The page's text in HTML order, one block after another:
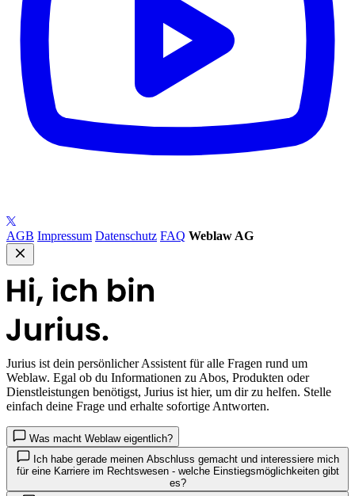
AGB Impressum Datenschutz FAQ Weblaw AG
Jurius ist dein persönlicher Assistent für alle Fragen rund um
Weblaw. Egal ob du Informationen zu Abos, Produkten oder
Dienstleistungen benötigst, Jurius ist hier, um dir zu helfen. Stelle
einfach deine Frage und erhalte sofortige Antworten.
Was macht Weblaw eigentlich?
Ich habe gerade meinen Abschluss gemacht und interessiere mich
für eine Karriere im Rechtswesen - welche Einstiegsmöglichkeiten gibt
es?